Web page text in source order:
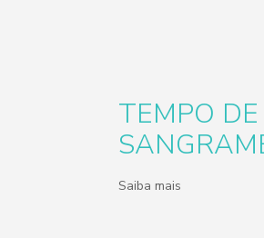
TEMPO DE
Saiba mais